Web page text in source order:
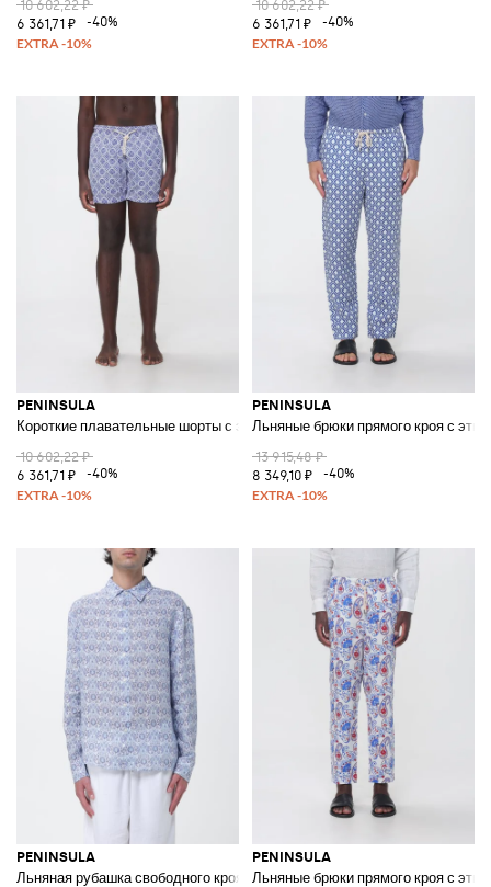
10 602,22 ₽
6 361,71 ₽
-40%
10 602,22 ₽
6 361,71 ₽
-40%
PENINSULA
Короткие плавательные шорты с этническим узором и шнурком
10 602,22 ₽
6 361,71 ₽
-40%
PENINSULA
Льняные брюки прямого кроя с
13 915,48 ₽
8 349,10 ₽
-40%
PENINSULA
Льняная рубашка свободного кроя с длинными рукавами и этническим
PENINSULA
Льняные брюки прямого кроя с